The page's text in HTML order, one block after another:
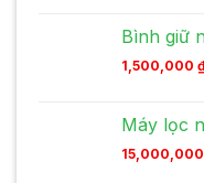
Bình giữ
1,500,000
Máy lọc
15,000,000